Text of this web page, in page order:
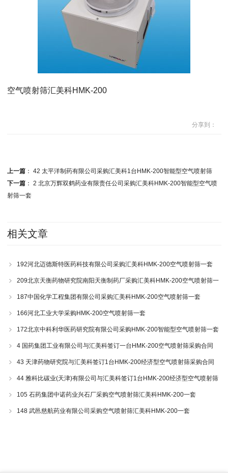
空气喷射筛汇美科HMK-200
分享到：
上一篇： 42 太平洋制药有限公司采购汇美科1台HMK-200智能型空气喷射筛
下一篇： 2 北京万辉双鹤药业有限责任公司采购汇美科HMK-200智能型空气喷
射筛一套
相关文章
192河北迈德斯特医药科技有限公司采购汇美科HMK-200空气喷射筛一套
209北京天衡药物研究院南阳天衡制药厂采购汇美科HMK-200空气喷射筛一
187中国化学工程集团有限公司采购汇美科HMK-200空气喷射筛一套
166河北工业大学采购HMK-200空气喷射筛一套
172北京中科利华医药研究院有限公司采购HMK-200智能型空气喷射筛一套
4 国药集团工业有限公司与汇美科签订一台HMK-200空气喷射筛采购合同
43 天津药物研究院与汇美科签订1台HMK-200经济型空气喷射筛采购合同
44 雅科比碳业(天津)有限公司与汇美科签订1台HMK-200经济型空气喷射筛
采购合同
105 石药集团中诺药业兴石厂采购空气喷射筛汇美科HMK-200一套
148 武邑慈航药业有限公司采购空气喷射筛汇美科HMK-200一套